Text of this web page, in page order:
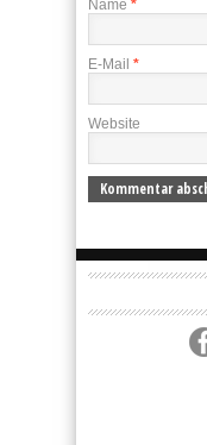
Name *
E-Mail *
Website